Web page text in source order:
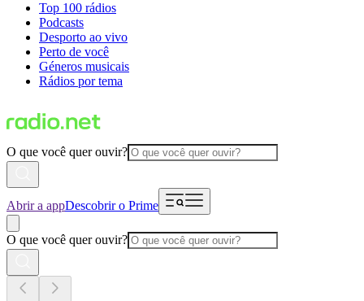
Top 100 rádios
Podcasts
Desporto ao vivo
Perto de você
Géneros musicais
Rádios por tema
O que você quer ouvir?
Abrir a appDescobrir o Prime
O que você quer ouvir?